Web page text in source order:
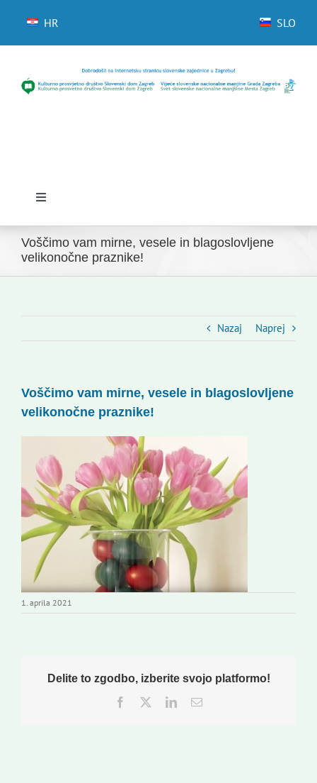
HR SLO
Toggle
Domov
Novice
Kontakti
Novi odmev – naše glasilo
Založništvo
Koristne informacije
Voščimo vam mirne, vesele in blagoslovljene
velikonočne praznike!
Nazaj Naprej
Voščimo vam mirne, vesele in blagoslovljene
velikonočne praznike!
1. aprila 2021
Delite to zgodbo, izberite svojo platformo!
Facebook
TwitterLinkedInEmail